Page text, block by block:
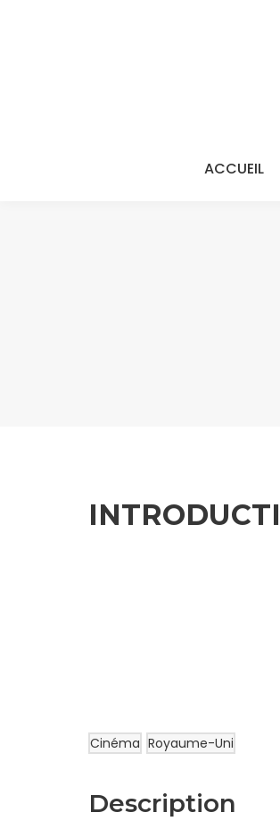
ACCUEIL
Cinéma Royaume-Uni
Description